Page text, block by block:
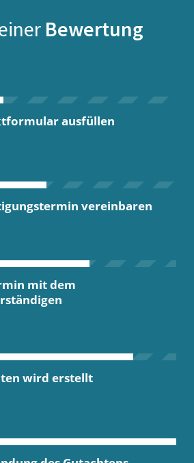
Bewertung
ausfüllen
vereinbaren
mit dem
wird erstellt